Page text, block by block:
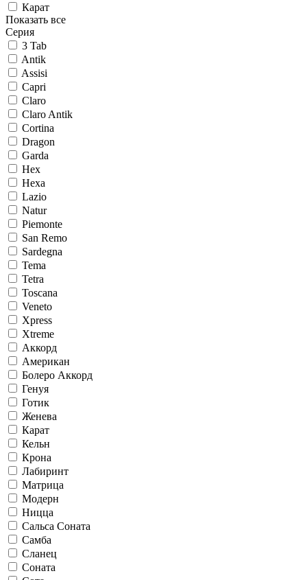
Карат
Показать все
Серия
3 Tab
Antik
Assisi
Capri
Claro
Claro Antik
Cortina
Dragon
Garda
Hex
Hexa
Lazio
Natur
Piemonte
San Remo
Sardegna
Tema
Tetra
Toscana
Veneto
Xpress
Xtreme
Аккорд
Американ
Болеро Аккорд
Генуя
Готик
Женева
Карат
Кельн
Крона
Лабиринт
Матрица
Модерн
Ницца
Сальса Соната
Самба
Сланец
Соната